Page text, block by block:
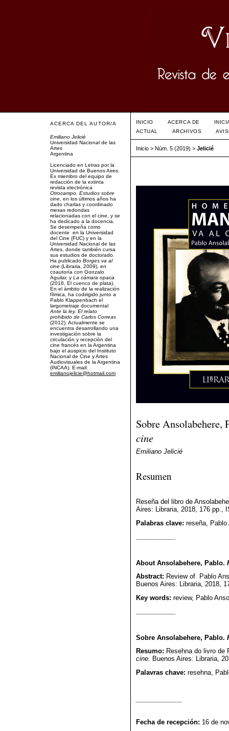
ACERCA DEL AUTOR/A
Emiliano Jelicié
Universidad Nacional de las
Artes
Argentina
Licenciado en Letras por la
Universidad de Buenos Aires.
Ex miembro del equipo de
redacción de la extinta
revista electrónica
Otrocampo. Estudios sobre
cine , en los últimos años ha
dado charlas y coordinado
mesas redondas
relacionadas con el cine, y se
ha dedicado a la docencia.
Se desempeña como
docente en la Universidad
del Cine (FUC) y en la
Universidad Nacional de las
Artes, donde también cursa
sus estudios de doctorado.
Ha publicado Borges va al
cine (Libraria, 2009), en
coautoría con Gonzalo
Aguilar, y La cámara opaca
(2016, El cuenco de plata).
En el ámbito de la realización
fílmica, ha codirigido junto a
Pablo Klappenbach el
largometraje documental
Ante la ley. El relato
prohibido de Carlos Correas
(2012). Actualmente se
encuentra desarrollando una
investigación sobre la
circulación y recepción del
cine francés en la Argentina
bajo el auspicio del Instituto
Nacional de Cine y Artes
Audiovisuales de la Argentina
(INCAA). E-mail:
emilianojelicie@hotmail.com
INICIO ACERCA DE
ACTUAL
ARCHIVOS
Inicio> Núm. 5 (2019) > Jelicié
Sobre Ansolabehere,
cine
Emiliano Jelicié
Resumen
Reseña del libro de
Aires: Libraria, 2018, 176 pp.,
Palabras clave: reseña, Pablo
About Ansolabehere, Pablo.
Abstract: Review of Pablo
Buenos Aires: Libraria, 2018,
Key words: review, Pablo
Sobre Ansolabehere, Pablo.
Resumo: Resehna do livro de
cine. Buenos Aires: Libraria,
Palavras chave: resehna,
Fecha de recepción: 16 de